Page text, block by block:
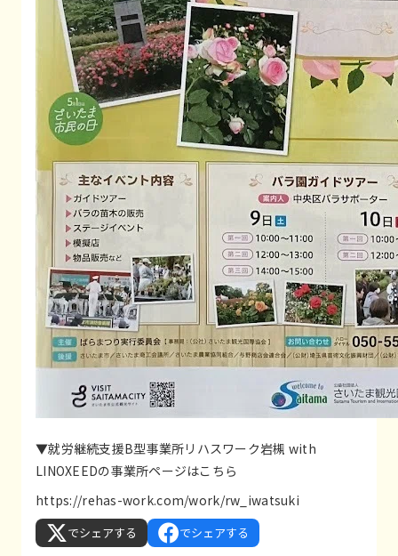
▼就労継続支援B型事業所リハスワーク岩槻 with
LINOXEEDの事業所ページはこちら
https://rehas-work.com/work/rw_iwatsuki
でシェアする でシェアする